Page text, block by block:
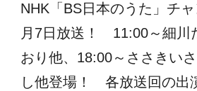
NHK「BS日本のうた」チ
月7日放送！ 11:00～細川
おり他、18:00～ささきい
し他登場！ 各放送回の出